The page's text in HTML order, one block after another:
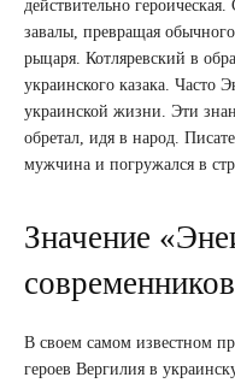
действительно
завалы, превращая
рыцаря. Котляревский в
украинского казака. Часто
украинской жизни. Эти
обретал, идя в народ.
мужчина и погружался в
Значение
современников
В своем самом известном
героев Вергилия в